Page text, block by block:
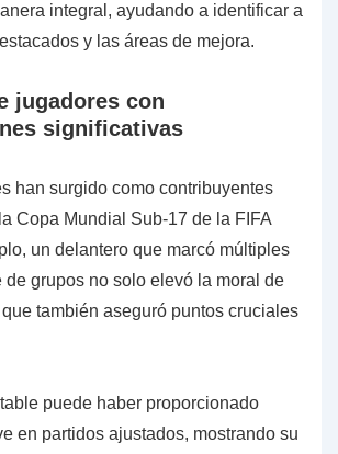
integral, ayudando a identificar a
y las áreas de mejora.
jugadores con
significativas
han surgido como contribuyentes
Copa Mundial Sub-17 de la FIFA
un delantero que marcó múltiples
de grupos no solo elevó la moral de
también aseguró puntos cruciales
puede haber proporcionado
en partidos ajustados, mostrando su